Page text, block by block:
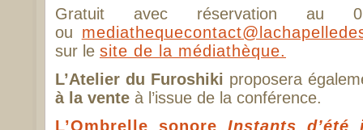
Gratuit avec réservation
ou
sur le site de la médiathèque.
L’Atelier du Furoshiki proposera
à la vente à l’issue de la conférence.
L’Ombrelle sonore
Instants d’été